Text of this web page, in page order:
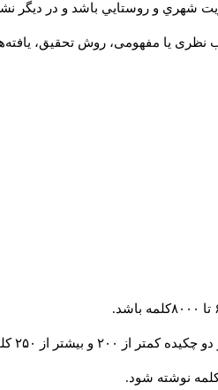
شهري و روستايي باشد و در دیگر
یا مفهومی، روش تحقیق،
از ۲۵۰ کلمه نباشد.